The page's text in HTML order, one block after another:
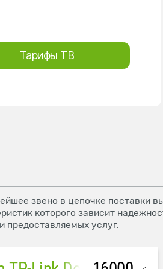
Тарифы ТВ
звено в цепочке поставки
которого зависит
предоставляемых услуг.